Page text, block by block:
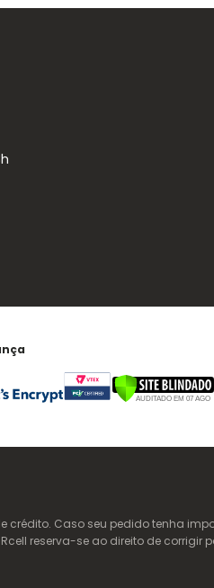
Caso seu pedido tenha
reserva-se ao direito de